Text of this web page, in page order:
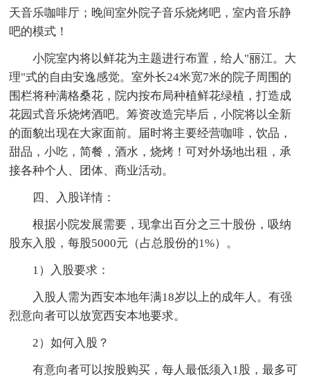
天音乐咖啡厅；晚间室外院子音乐烧烤吧，室内音乐静
吧的模式！
小院室内将以鲜花为主题进行布置，给人"丽江。大
理"式的自由安逸感觉。室外长24米宽7米的院子周围的
围栏将种满格桑花，院内按布局种植鲜花绿植，打造成
花园式音乐烧烤酒吧。筹资改造完毕后，小院将以全新
的面貌出现在大家面前。届时将主要经营咖啡，饮品，
甜品，小吃，简餐，酒水，烧烤！可对外场地出租，承
接各种个人、团体、商业活动。
四、入股详情：
根据小院发展需要，现拿出百分之三十股份，吸纳
股东入股，每股5000元（占总股份的1%）。
1）入股要求：
入股人需为西安本地年满18岁以上的成年人。有强
烈意向者可以放宽西安本地要求。
2）如何入股？
有意向者可以按股购买，每人最低须入1股，最多可